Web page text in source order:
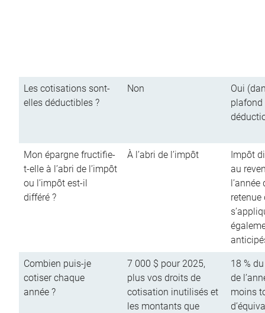
Les cotisations sont-
elles déductibles ?
Non
Oui
plafond
Mon épargne fructifie-
t-elle à l’abri de l’impôt
ou l’impôt est-il
différé ?
À l’abri de l’impôt
Impôt
au
retenue
Combien puis-je
cotiser chaque
année ?
7 000 $ pour 2025,
plus vos droits de
cotisation inutilisés et
les montants que
18 %
de
moins